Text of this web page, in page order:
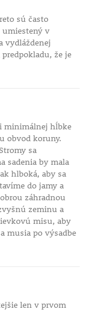
sú často
umiestený v
vydláždenej
že je
minimálnej hĺbke
obvod koruny.
sa
sadenia by mala
hlboká, aby sa
do jamy a
záhradnou
zeminu a
misu, aby
musia po výsadbe
len v prvom